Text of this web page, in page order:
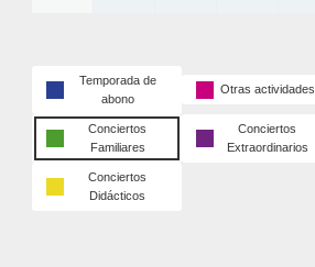
Temporada de
abono
Otras actividades
Conciertos
Familiares
Conciertos
Extraordinarios
Conciertos
Didácticos